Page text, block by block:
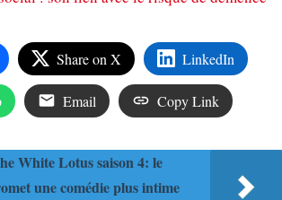
Share on X LinkedIn
Email Copy Link
White Lotus saison 4: le
une comédie plus intime